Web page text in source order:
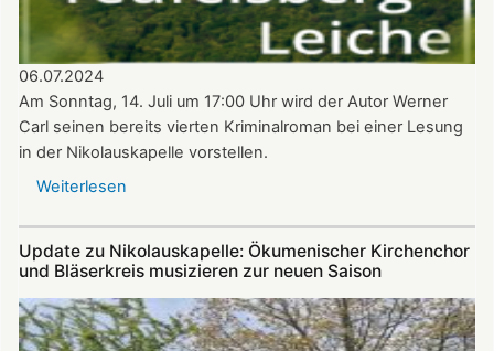
06.07.2024
Am Sonntag, 14. Juli um 17:00 Uhr wird der Autor Werner
Carl seinen bereits vierten Kriminalroman bei einer Lesung
in der Nikolauskapelle vorstellen.
Weiterlesen
mit
Carl
am
Update zu Nikolauskapelle: Ökumenischer Kirchenchor
und Bläserkreis musizieren zur neuen Saison